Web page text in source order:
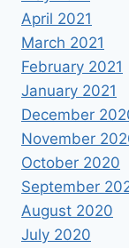
April 2021
March 2021
February 2021
January 2021
December
November
October 2020
September
August 2020
July 2020